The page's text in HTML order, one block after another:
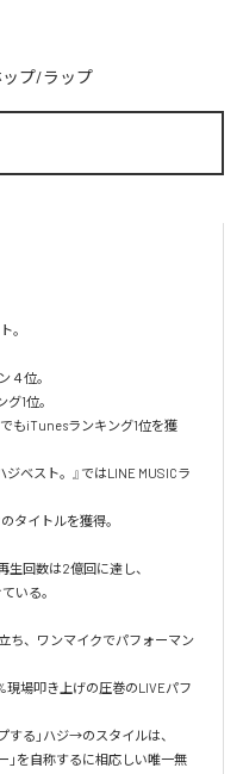
ップ/ラップ
。
４位。
1位。
もiTunesランキング1位を獲
ベスト。』ではLINE MUSICラ
タイトルを獲得。
回数は2億回に達し、
いる。
ち、ワンマイクでパフォーマン
現場叩き上げの圧巻のLIVEパフ
する」ハジ→のスタイルは、
」を自称するに相応しい唯一無